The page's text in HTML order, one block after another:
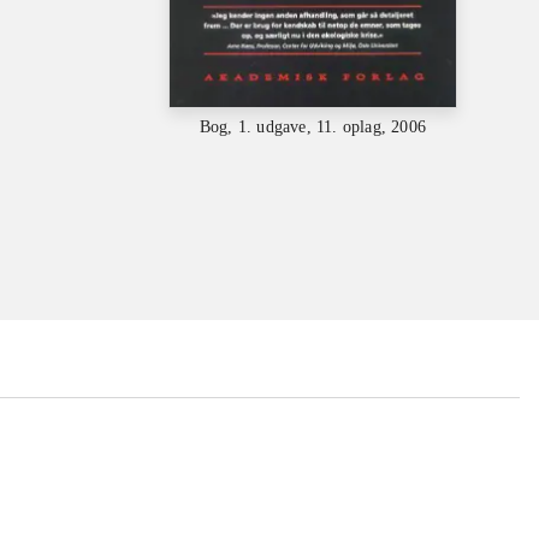
Bog, 1. udgave, 11. oplag, 2006